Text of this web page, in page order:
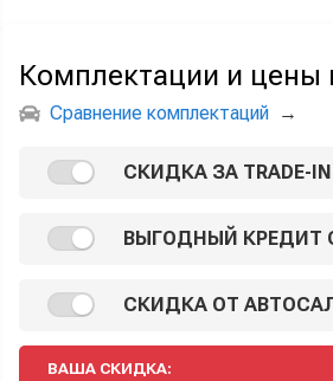
Комплектации и цены
Сравнение комплектаций →
СКИДКА ЗА TRADE-
ВЫГОДНЫЙ КРЕДИТ
СКИДКА ОТ
ВАША СКИДКА: